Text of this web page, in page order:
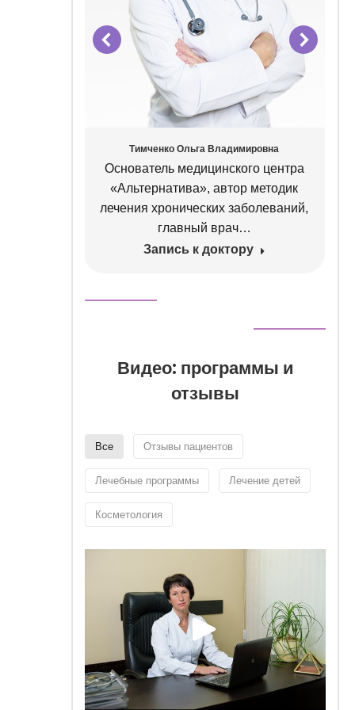
Тимченко Ольга Владимировна
Основатель медицинского центра
«Альтернатива», автор методик
лечения хронических заболеваний,
главный врач…
Запись к доктору
Видео: программы и
отзывы
Все Отзывы пациентов
Лечебные программы Лечение детей
Косметология